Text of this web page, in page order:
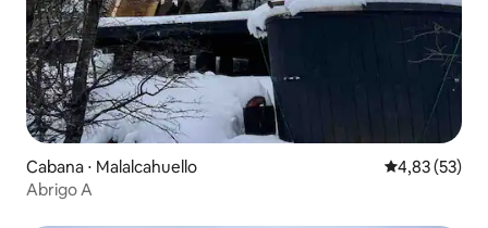
Cabana ⋅ Malalcahuello 4,83 de uma
4,83 (53)
Abrigo A